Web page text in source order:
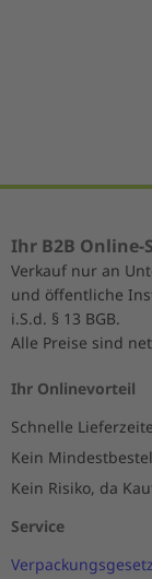
Ihr B2B Online-
Verkauf nur an
und öffentliche
i.S.d. § 13 BGB.
Alle Preise sind
Ihr Onlinevorteil
Schnelle
Kein
Kein Risiko, da
Service
Verpackungsgesetz